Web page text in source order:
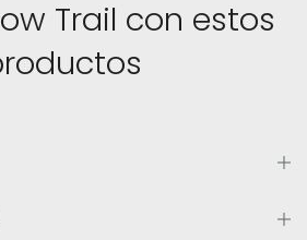
Trail con estos